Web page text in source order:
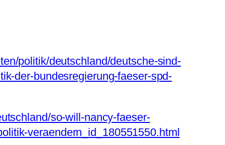
politik/deutschland/deutsche-sind-
der-bundesregierung-faeser-spd-
so-will-nancy-faeser-
veraendern_id_180551550.html